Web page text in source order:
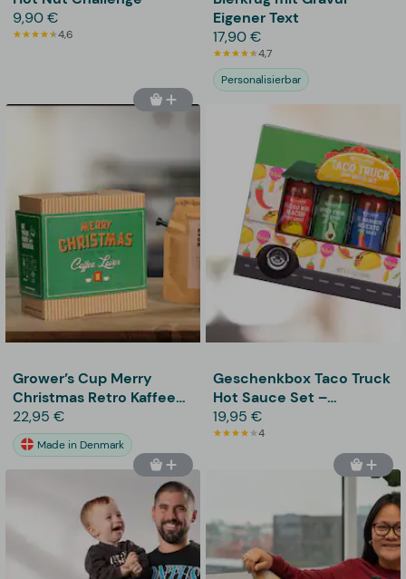
9,90 €
4,6
Eigener Text
17,90 €
4,7
Personalisierbar
Grower’s Cup Merry
Christmas Retro Kaffee-
Geschenkbox
22,95 €
Made in Denmark
Geschenkbox Taco Truck
Hot Sauce Set –
Thoughtfully
19,95 €
4